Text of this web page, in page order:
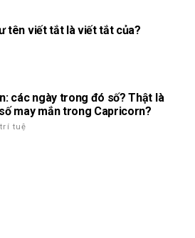
tên viết tắt là viết tắt của?
các ngày trong đó số? Thật là
may mắn trong Capricorn?
tuệ